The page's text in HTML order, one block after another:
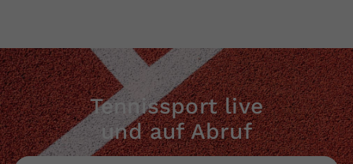
Tennissport live
und auf Abruf